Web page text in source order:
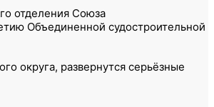
отделения Союза
Объединенной судостроительной
округа, развернутся серьёзные